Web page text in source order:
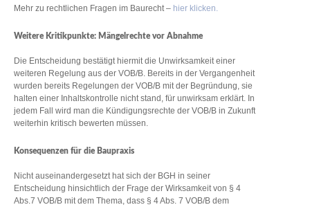
Mehr zu rechtlichen Fragen im Baurecht – hier klicken.
Weitere Kritikpunkte: Mängelrechte vor Abnahme
Die Entscheidung bestätigt hiermit die Unwirksamkeit einer
weiteren Regelung aus der VOB/B. Bereits in der Vergangenheit
wurden bereits Regelungen der VOB/B mit der Begründung, sie
halten einer Inhaltskontrolle nicht stand, für unwirksam erklärt. In
jedem Fall wird man die Kündigungsrechte der VOB/B in Zukunft
weiterhin kritisch bewerten müssen.
Konsequenzen für die Baupraxis
Nicht auseinandergesetzt hat sich der BGH in seiner
Entscheidung hinsichtlich der Frage der Wirksamkeit von § 4
Abs.7 VOB/B mit dem Thema, dass § 4 Abs. 7 VOB/B dem